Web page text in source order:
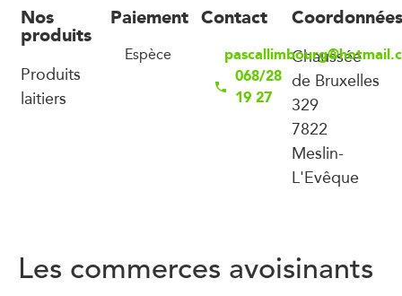
Nos
produits
Produits
laitiers
Paiement
Espèce
Contact
068/28
19 27
Coordonnées
Chaussée
de Bruxelles
329
7822
Meslin-
L'Evêque
Les commerces avoisinants